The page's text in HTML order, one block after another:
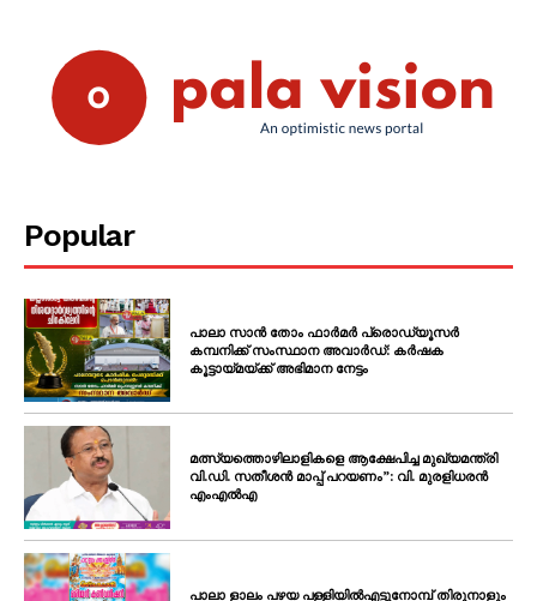
Popular
പാലാ സാൻ തോം ഫാർമർ പ്രൊഡ്യൂസർ
കമ്പനിക്ക് സംസ്ഥാന അവാർഡ്: കർഷക
കൂട്ടായ്മയ്ക്ക് അഭിമാന നേട്ടം
മത്സ്യത്തൊഴിലാളികളെ ആക്ഷേപിച്ച മുഖ്യമന്ത്രി
വി.ഡി. സതീശൻ മാപ്പ് പറയണം”: വി. മുരളിധരൻ
എംഎൽഎ
പാലാ ളാലം പഴയ പള്ളിയിൽഎട്ടുനോമ്പ് തിരുനാളും